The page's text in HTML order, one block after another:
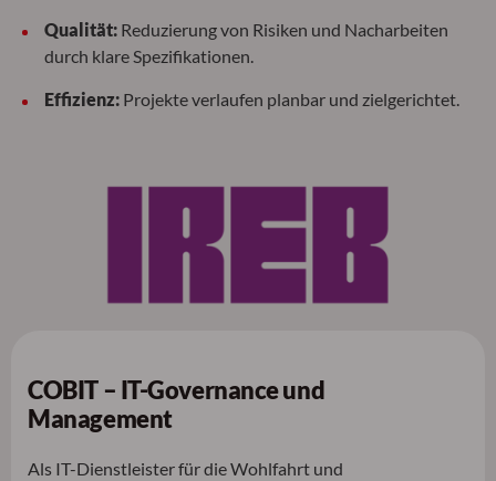
Qualität: Reduzierung von Risiken und Nacharbeiten
durch klare Spezifikationen.
Effizienz: Projekte verlaufen planbar und zielgerichtet.
COBIT – IT-Governance und
Management
Als IT-Dienstleister für die Wohlfahrt und